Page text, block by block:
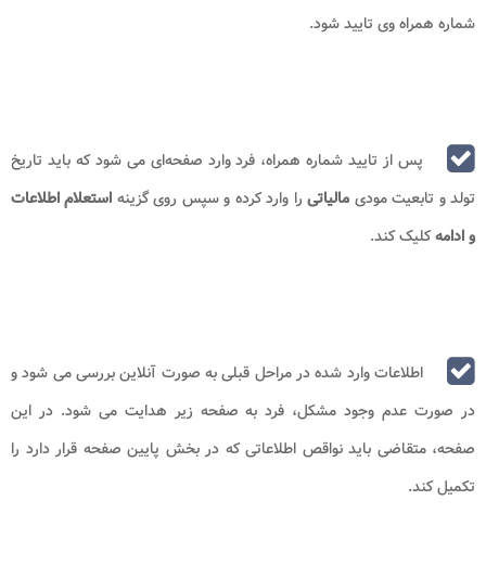
شماره همراه وی تایید شود.
پس از تایید شماره همراه، فرد وارد صفحه‌ای می‌ شود که باید تاریخ
تولد و تابعیت مودی مالیاتیرا وارد کرده و سپس روی گزینه استعلام اطلاعات
و ادامهکلیک کند.
اطلاعات وارد شده در مراحل قبلی به صورت آنلاین بررسی می‌ شود و
در صورت عدم وجود مشکل، فرد به صفحه زیر هدایت می‌ شود. در این
صفحه، متقاضی باید نواقص اطلاعاتی که در بخش پایین صفحه قرار دارد را
تکمیل کند.